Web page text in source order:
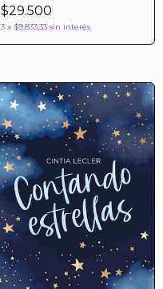
$29.500
3 x $9.833,33 sin interés